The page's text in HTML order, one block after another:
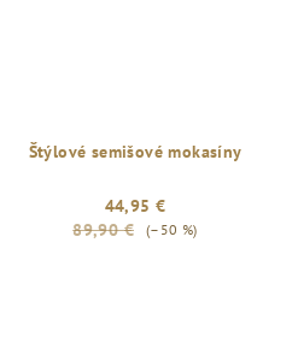
Štýlové semišové mokasíny
44,95 €
89,90 €
(–50 %)